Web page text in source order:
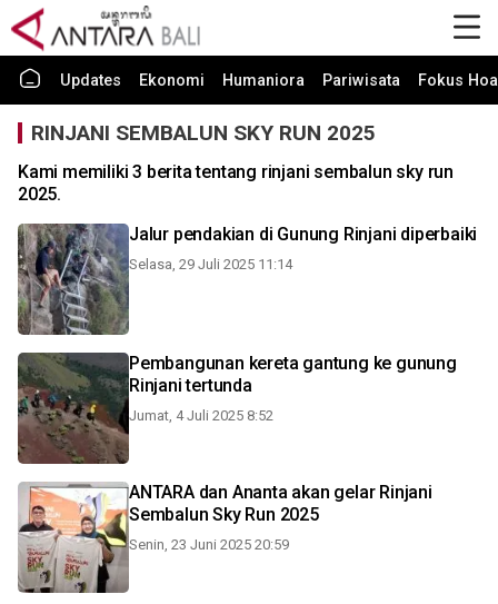
Updates Ekonomi Humaniora Pariwisata Fokus
RINJANI SEMBALUN SKY RUN 2025
Kami memiliki 3 berita tentang rinjani sembalun sky run
2025.
Jalur pendakian di Gunung Rinjani diperbaiki
Selasa, 29 Juli 2025 11:14
Pembangunan kereta gantung ke gunung
Rinjani tertunda
Jumat, 4 Juli 2025 8:52
ANTARA dan Ananta akan gelar Rinjani
Sembalun Sky Run 2025
Senin, 23 Juni 2025 20:59